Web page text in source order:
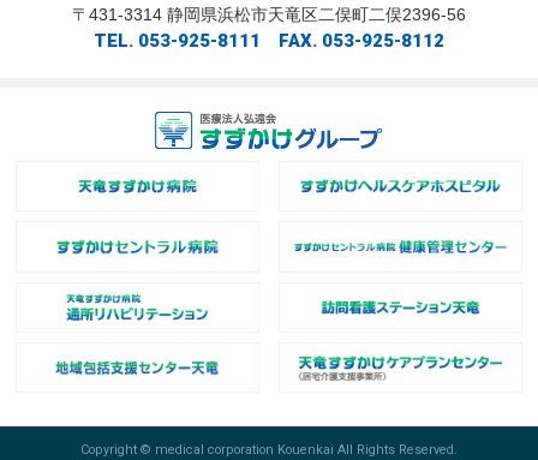
〒431-3314 静岡県浜松市天竜区二俣町二俣2396-56
TEL. 053-925-8111 FAX. 053-925-8112
Copyright © medical corporation Kouenkai All Rights Reserved.